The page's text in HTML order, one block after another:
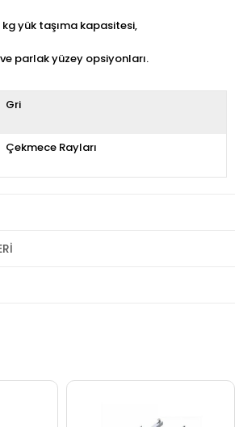
kg yük taşıma kapasitesi,
parlak yüzey opsiyonları.
Gri
Çekmece Rayları